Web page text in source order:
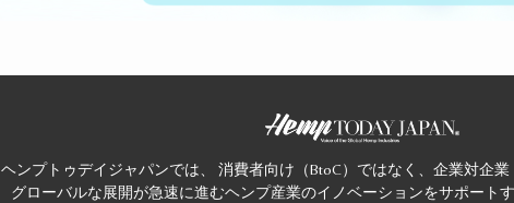
ヘンプトゥデイジャパンでは、 消費者向け（BtoC）ではなく、企業対企業
グローバルな展開が急速に進むヘンプ産業のイノベーションをサポート